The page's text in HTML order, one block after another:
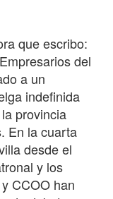
que escribo:
del
a un
indefinida
provincia
En la cuarta
desde el
y los
CCOO han